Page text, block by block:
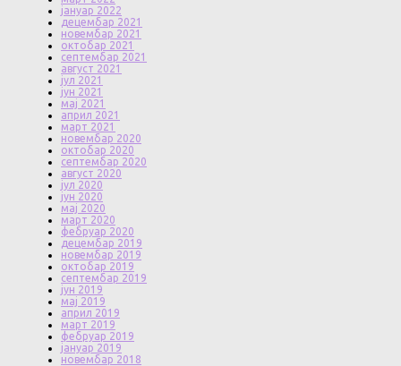
јануар 2022
децембар 2021
новембар 2021
октобар 2021
септембар 2021
август 2021
јул 2021
јун 2021
мај 2021
април 2021
март 2021
новембар 2020
октобар 2020
септембар 2020
август 2020
јул 2020
јун 2020
мај 2020
март 2020
фебруар 2020
децембар 2019
новембар 2019
октобар 2019
септембар 2019
јун 2019
мај 2019
април 2019
март 2019
фебруар 2019
јануар 2019
новембар 2018